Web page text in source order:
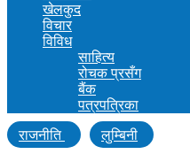
खेलकुद
विचार
विविध
साहित्य
रोचक प्रसँग
बैंक
पत्रपत्रिका
राजनीति
लुम्बिनी